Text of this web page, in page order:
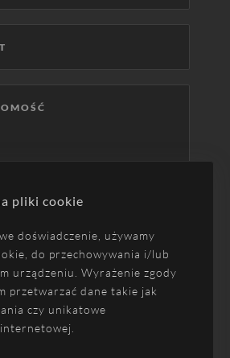
pliki cookie
doświadczenie, używamy
do przechowywania i/lub
urządzeniu. Wyrażenie zgody
przetwarzać dane takie jak
czy unikatowe
WIADOMOŚĆ